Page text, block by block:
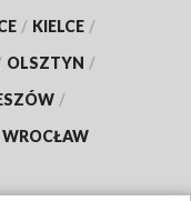
/ KIELCE /
OLSZTYN /
/
WROCŁAW